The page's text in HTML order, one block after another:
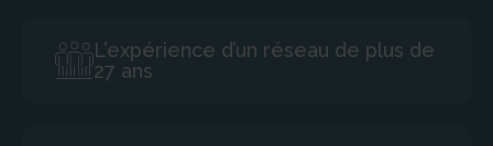
1° Sil s’agit d’une personne physique, ses noms et
L’expérience d’un réseau de plus de
27 ans